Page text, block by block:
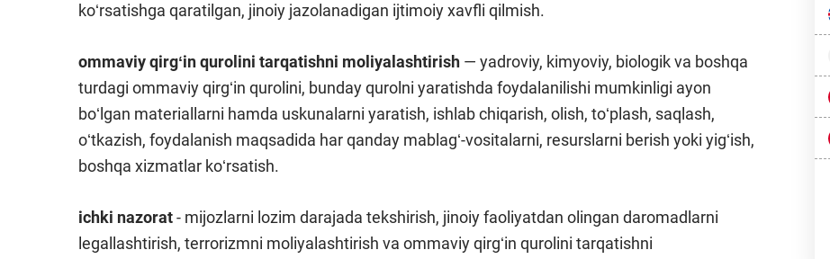
koʻrsatishga qaratilgan, jinoiy jazolanadigan ijtimoiy xavfli qilmish.
ommaviy qirgʻin qurolini tarqatishni moliyalashtirish — yadroviy, kimyoviy, biologik va boshqa
turdagi ommaviy qirgʻin qurolini, bunday qurolni yaratishda foydalanilishi mumkinligi ayon
boʻlgan materiallarni hamda uskunalarni yaratish, ishlab chiqarish, olish, toʻplash, saqlash,
oʻtkazish, foydalanish maqsadida har qanday mablagʻ-vositalarni, resurslarni berish yoki yigʻish,
boshqa xizmatlar koʻrsatish.
ichki nazorat- mijozlarni lozim darajada tekshirish, jinoiy faoliyatdan olingan daromadlarni
legallashtirish, terrorizmni moliyalashtirish va ommaviy qirgʻin qurolini tarqatishni